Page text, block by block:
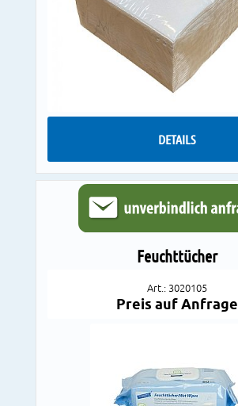
DETAILS
Feuchttücher
Art.: 3020105
Preis auf Anfrage